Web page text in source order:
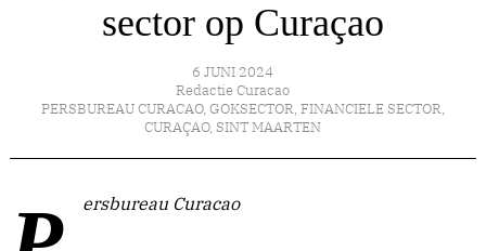
sector op Curaçao
6 JUNI 2024
Redactie Curacao
PERSBUREAU CURACAO, GOKSECTOR, FINANCIELE SECTOR,
CURAÇAO, SINT MAARTEN
Persbureau Curacao